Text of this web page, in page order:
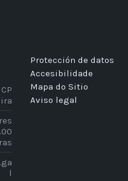
l
Protección de datos
Accesibilidade
Mapa do Sitio
Aviso legal